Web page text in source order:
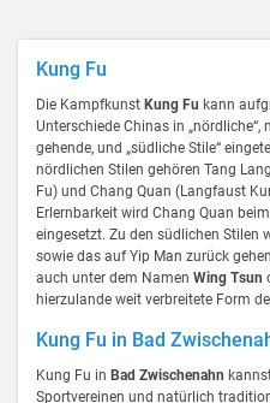
Kung Fu
Die Kampfkunst Kung Fu kann
Unterschiede Chinas in
gehende, und „südliche Stile“
nördlichen Stilen gehören Tang
Fu) und Chang Quan (Langfaust
Erlernbarkeit wird Chang Quan beim
eingesetzt. Zu den südlichen Stilen
sowie das auf Yip Man zurück
auch unter dem Namen Wing Tsun
hierzulande weit verbreitete Form
Kung Fu in Bad
Kung Fu in Bad Zwischenahn
Sportvereinen und natürlich